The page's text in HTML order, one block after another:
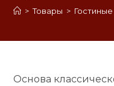
> Товары > Гостиные
Основа